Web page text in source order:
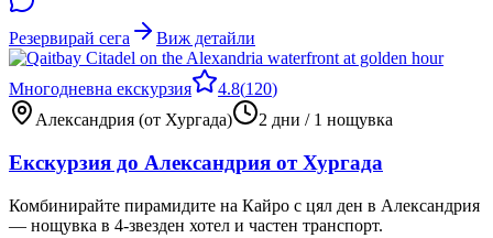
Резервирай сега Виж детайли
Многодневна екскурзия 4.8(120)
Александрия (от Хургада)
2 дни / 1 нощувка
Екскурзия до Александрия от Хургада
Комбинирайте пирамидите на Кайро с цял ден в Александрия
— нощувка в 4-звезден хотел и частен транспорт.